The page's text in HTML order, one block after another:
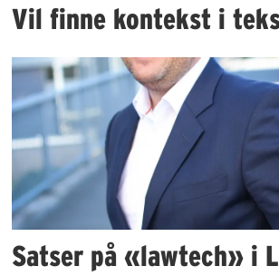
Vil finne kontekst i
Satser på «lawtech» i